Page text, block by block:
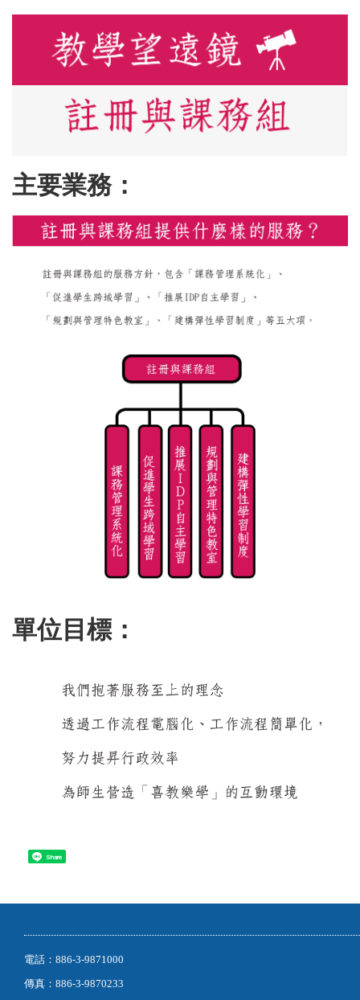
主要業務：
單位目標：
Share
電話：886-3-9871000
傳真：886-3-9870233